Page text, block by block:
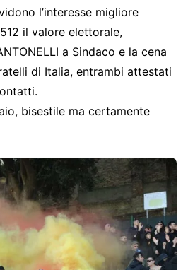
l’interesse migliore
il valore elettorale,
a Sindaco e la cena
di Italia, entrambi attestati
bisestile ma certamente